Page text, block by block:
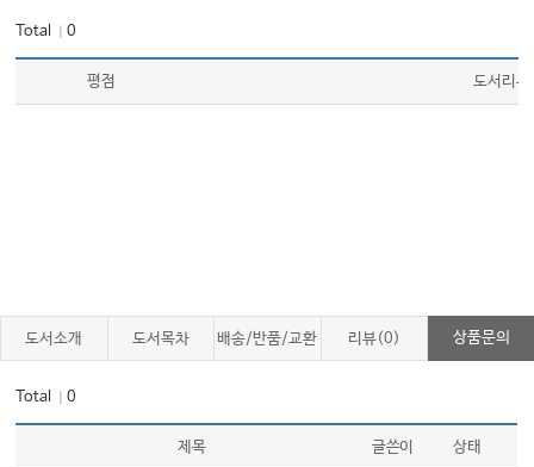
Total ｜0
평점 도서리뷰
도서소개 도서목차 배송/반품/교환 리뷰(0) 상품문의
Total ｜0
제목 글쓴이 상태